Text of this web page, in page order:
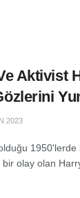
Aktivist
2023
olay olan